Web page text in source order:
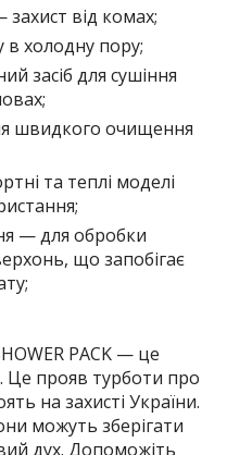
від комах;
в холодну пору;
засіб для сушіння
швидкого очищення
та теплі моделі
— для обробки
що запобігає
PACK — це
Це прояв турботи про
на захисті України.
можуть зберігати
дух. Допоможіть